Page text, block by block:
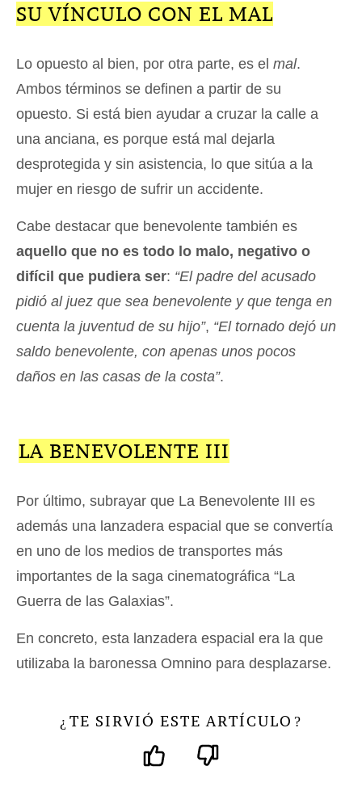
SU VÍNCULO CON EL MAL
Lo opuesto al bien, por otra parte, es el mal.
Ambos términos se definen a partir de su
opuesto. Si está bien ayudar a cruzar la calle a
una anciana, es porque está mal dejarla
desprotegida y sin asistencia, lo que sitúa a la
mujer en riesgo de sufrir un accidente.
Cabe destacar que benevolente también es
aquello que no es todo lo malo, negativo o
difícil que pudiera ser: “El padre del acusado
pidió al juez que sea benevolente y que tenga en
cuenta la juventud de su hijo”, “El tornado dejó un
saldo benevolente, con apenas unos pocos
daños en las casas de la costa”.
LA BENEVOLENTE III
Por último, subrayar que La Benevolente III es
además una lanzadera espacial que se convertía
en uno de los medios de transportes más
importantes de la saga cinematográfica “La
Guerra de las Galaxias”.
En concreto, esta lanzadera espacial era la que
utilizaba la baronessa Omnino para desplazarse.
¿ TE SIRVIÓ ESTE ARTÍCULO ?